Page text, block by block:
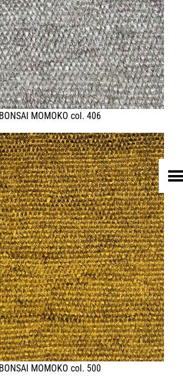
HOME
LEDER
FELL
TEXTIL
ECO FRIENDLY
SHOP PELLEBELLE
PRODUKTE
DIENSTLEISTUNGEN
KNOW HOW
NEWS
KONTAKT